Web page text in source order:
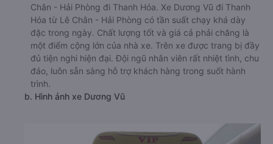
Chân - Hải Phòng đi Thanh Hóa. Xe Dương Vũ đi Thanh
Hóa từ Lê Chân - Hải Phòng có tần suất chạy khá dày
đặc trong ngày. Chất lượng tốt và giá cả phải chăng là
một điểm cộng lớn của nhà xe. Trên xe được trang bị đầy
đủ tiện nghi hiện đại. Đội ngũ nhân viên rất nhiệt tình, chu
đáo, luôn sẵn sàng hỗ trợ khách hàng trong suốt hành
trình.
b. Hình ảnh xe Dương Vũ